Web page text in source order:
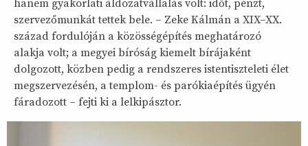
hanem gyakorlati áldozatvállalás volt: időt, pénzt,
szervezőmunkát tettek bele. – Zeke Kálmán a XIX–XX.
század fordulóján a közösségépítés meghatározó
alakja volt; a megyei bíróság kiemelt bírájaként
dolgozott, közben pedig a rendszeres istentiszteleti élet
megszervezésén, a templom- és parókiaépítés ügyén
fáradozott – fejti ki a lelkipásztor.